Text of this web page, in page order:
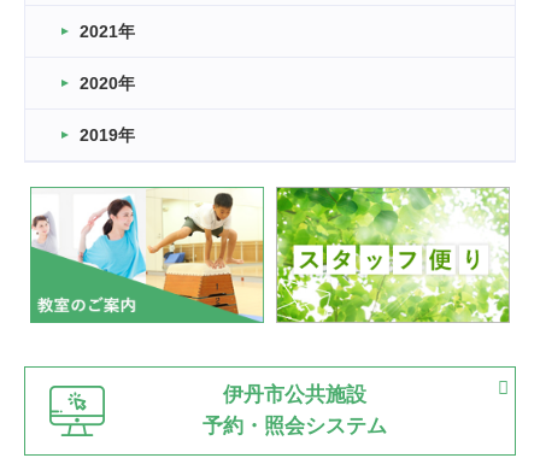
緑ケ丘体育館
2022.11.03
緑ケ丘体育館
いたっぼーる大会☆彡
緑ケ丘体育館
2022.07.03
市内総合体育大会が開始
緑ケ丘体育館 猪名川運動広場
古池運動広場
2022.06.12
県知事杯争奪バレーボール大会が開催
緑ケ丘体育館
2021年
2020年
2019年
伊丹市公共施設
予約・照会システム